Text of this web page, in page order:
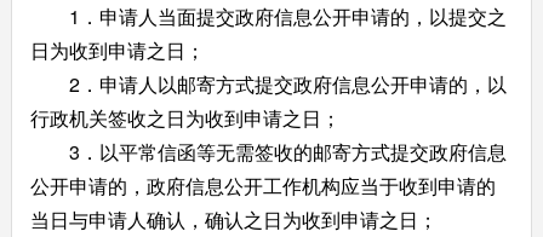
1．申请人当面提交政府信息公开申请的，以提交之
日为收到申请之日；
2．申请人以邮寄方式提交政府信息公开申请的，以
行政机关签收之日为收到申请之日；
3．以平常信函等无需签收的邮寄方式提交政府信息
公开申请的，政府信息公开工作机构应当于收到申请的
当日与申请人确认，确认之日为收到申请之日；